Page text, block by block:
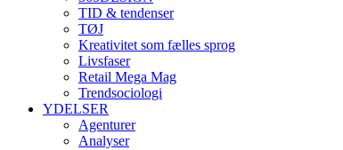
TID & tendenser
TØJ
Kreativitet som fælles sprog
Livsfaser
Retail Mega Mag
Trendsociologi
YDELSER
Agenturer
Analyser